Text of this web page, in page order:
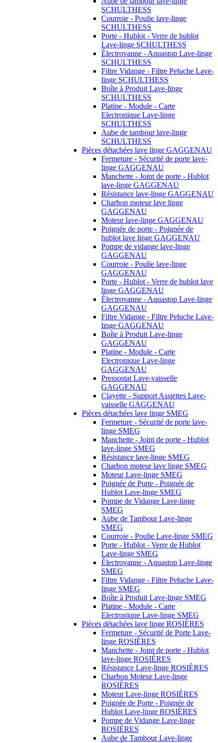
SCHULTHESS
Courroie - Poulie lave-linge
SCHULTHESS
Porte - Hublot - Verre de hublot
Lave-linge SCHULTHESS
Électrovanne - Aquastop Lave-linge
SCHULTHESS
Filtre Vidange - Filtre Peluche Lave-
linge SCHULTHESS
Boîte à Produit Lave-linge
SCHULTHESS
Platine - Module - Carte
Electronique Lave-linge
SCHULTHESS
Aube de tambour lave-linge
SCHULTHESS
Pièces détachées lave linge GAGGENAU
Fermeture - Sécurité de porte lave-
linge GAGGENAU
Manchette - Joint de porte - Hublot
lave-linge GAGGENAU
Résistance lave-linge GAGGENAU
Charbon moteur lave linge
GAGGENAU
Moteur lave-linge GAGGENAU
Poignée de porte - Poignée de
hublot lave linge GAGGENAU
Pompe de vidange lave-linge
GAGGENAU
Courroie - Poulie lave-linge
GAGGENAU
Porte - Hublot - Verre de hublot lave
linge GAGGENAU
Électrovanne - Aquastop Lave-linge
GAGGENAU
Filtre Vidange - Filtre Peluche Lave-
linge GAGGENAU
Boîte à Produit Lave-linge
GAGGENAU
Platine - Module - Carte
Electronique Lave-linge
GAGGENAU
Pressostat Lave-vaisselle
GAGGENAU
Clayette - Support Assiettes Lave-
vaisselle GAGGENAU
Pièces détachées lave linge SMEG
Fermeture - Sécurité de porte lave-
linge SMEG
Manchette - Joint de porte - Hublot
lave-linge SMEG
Résistance lave-linge SMEG
Charbon moteur lave linge SMEG
Moteur Lave-linge SMEG
Poignée de Porte - Poignée de
Hublot Lave-linge SMEG
Pompe de Vidange Lave-linge
SMEG
Aube de Tambour Lave-linge
SMEG
Courroie - Poulie Lave-linge SMEG
Porte - Hublot - Verre de Hublot
Lave-linge SMEG
Électrovanne - Aquastop Lave-linge
SMEG
Filtre Vidange - Filtre Peluche Lave-
linge SMEG
Boîte à Produit Lave-linge SMEG
Platine - Module - Carte
Electronique Lave-linge SMEG
Pièces détachées lave linge ROSIÈRES
Fermeture - Sécurité de Porte Lave-
linge ROSIÈRES
Manchette - Joint de porte - Hublot
lave-linge ROSIÈRES
Résistance Lave-linge ROSIÈRES
Charbon Moteur Lave-linge
ROSIÈRES
Moteur Lave-linge ROSIÈRES
Poignée de Porte - Poignée de
Hublot Lave-linge ROSIÈRES
Pompe de Vidange Lave-linge
ROSIÈRES
Aube de Tambour Lave-linge